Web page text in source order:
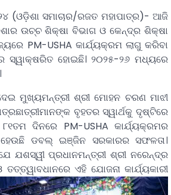
(ଓଡ଼ିଶା ସମାଚାର/ରଜତ ମହାପାତ୍ର)- ଆଜି
ଉଚ୍ଚ ଶିକ୍ଷା ବିଭାଗ ଓ କେନ୍ଦ୍ର ଶିକ୍ଷା
PM-USHA କାର୍ଯ୍ୟକ୍ରମ ଲାଗୁ କରିବା
ସ୍ୱାକ୍ଷରିତ ହୋଇଛି। ୨୦୨୫-୨୬ ମଧ୍ୟରେ
ମୁଖ୍ୟମନ୍ତ୍ରୀ ଶ୍ରୀ ମୋହନ ଚରଣ ମାଝୀ
ବୃହତର ସ୍ୱାର୍ଥକୁ ଦୃଷ୍ଟିରେ
ଦିନରେ PM-USHA କାର୍ଯ୍ୟକ୍ରମର
ହେଉଛି ଡବଲ୍ ଇଞ୍ଜିନ ସରକାରର ସଫଳତା।
ଯଶସ୍ୱୀ ପ୍ରଧାନମନ୍ତ୍ରୀ ଶ୍ରୀ ନରେନ୍ଦ୍ର
ଏହି ଯୋଜନା କାର୍ଯ୍ୟକାରୀ